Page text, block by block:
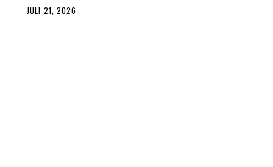
JULI 21, 2026